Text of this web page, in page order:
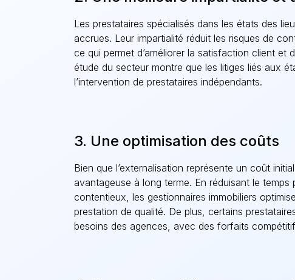
Les prestataires spécialisés dans les états des
accrues. Leur impartialité réduit les risques de
ce qui permet d’améliorer la satisfaction client et
étude du secteur montre que les litiges liés aux
l’intervention de prestataires indépendants.
3. Une optimisation des coûts
Bien que l’externalisation représente un coût
avantageuse à long terme. En réduisant le
contentieux, les gestionnaires immobiliers
prestation de qualité. De plus, certains
besoins des agences, avec des forfaits